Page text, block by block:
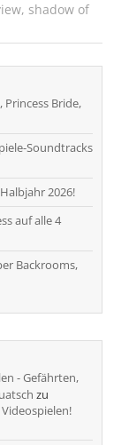
, shadow of
Princess Bride,
Soundtracks
2026!
auf alle 4
Backrooms,
- Gefährten,
zu